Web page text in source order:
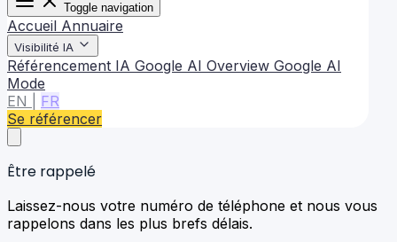
Toggle navigation
Accueil Annuaire
Visibilité IA
Référencement IA Google AI Overview Google AI
Mode
EN
FR
Se référencer
Être rappelé
Laissez-nous votre numéro de téléphone et nous vous
rappelons dans les plus brefs délais.